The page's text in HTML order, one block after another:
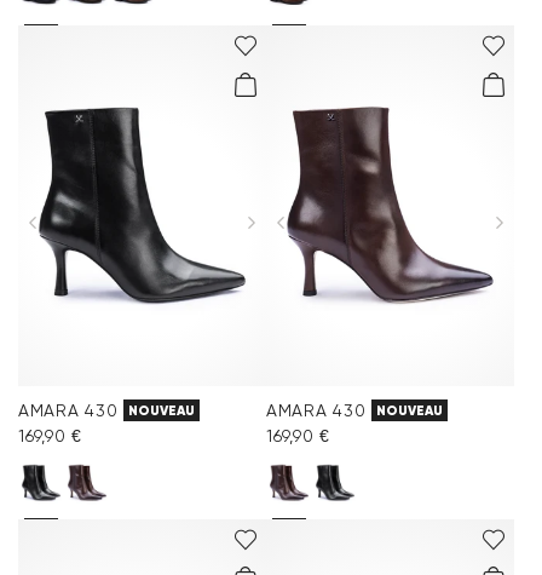
AMARA 430 NOUVEAU
169,90 €
AMARA 430 NOUVEAU
169,90 €